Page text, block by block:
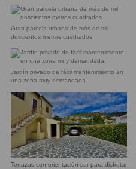
Gran parcela urbana de más de mil
doscientos metros cuadrados
Jardín privado de fácil mantenimiento en
una zona muy demandada
Terrazas con orientación sur para disfrutar